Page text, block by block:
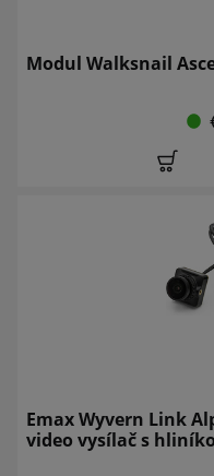
Modul Walksnail
Emax Wyvern Link
video vysílač s